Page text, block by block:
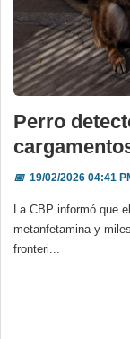
Perro
📅19/02/2026 04:41
La CBP informó que
metanfetamina y
fronteri...